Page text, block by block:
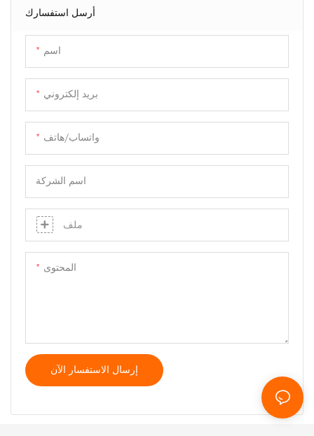
أرسل استفسارك
اسم
بريد إلكتروني
واتساب/هاتف
اسم الشركة
ملف
المحتوى
إرسال الاستفسار الآن
trips, daily commutes, or sports
frequent travelers, outdoor